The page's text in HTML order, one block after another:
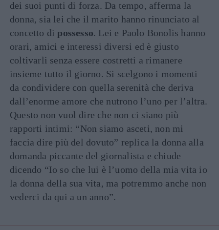
dei suoi punti di forza. Da tempo, afferma la
donna, sia lei che il marito hanno rinunciato al
concetto dipossesso. Lei e Paolo Bonolis hanno
orari, amici e interessi diversi ed è giusto
coltivarli senza essere costretti a rimanere
insieme tutto il giorno. Si scelgono i momenti
da condividere con quella serenità che deriva
dall’enorme amore che nutrono l’uno per l’altra.
Questo non vuol dire che non ci siano più
rapporti intimi: “Non siamo asceti, non mi
faccia dire più del dovuto” replica la donna alla
domanda piccante del giornalista e chiude
dicendo “Io so che lui è l’uomo della mia vita io
la donna della sua vita, ma potremmo anche non
vederci da qui a un anno”.